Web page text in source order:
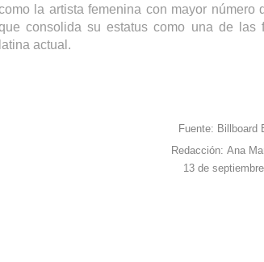
la artista femenina con mayor número
consolidasu estatus como una de las
latina actual.
Fuente: Billboard
Redacción: Ana
13 de